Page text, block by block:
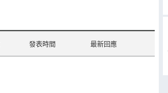
發表時間 最新回應